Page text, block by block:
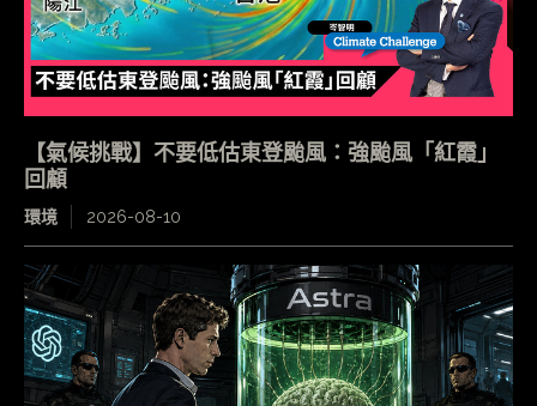
【氣候挑戰】不要低估東登颱風：強颱風「紅霞」
回顧
環境 2026-08-10